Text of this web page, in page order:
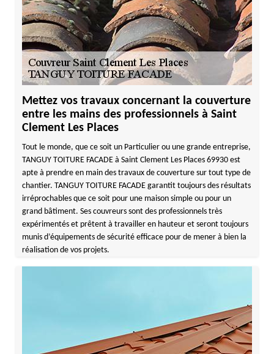
Mettez vos travaux concernant la couverture
entre les mains des professionnels à Saint
Clement Les Places
Tout le monde, que ce soit un Particulier ou une grande entreprise,
TANGUY TOITURE FACADE à Saint Clement Les Places 69930 est
apte à prendre en main des travaux de couverture sur tout type de
chantier. TANGUY TOITURE FACADE garantit toujours des résultats
irréprochables que ce soit pour une maison simple ou pour un
grand bâtiment. Ses couvreurs sont des professionnels très
expérimentés et prêtent à travailler en hauteur et seront toujours
munis d’équipements de sécurité efficace pour de mener à bien la
réalisation de vos projets.